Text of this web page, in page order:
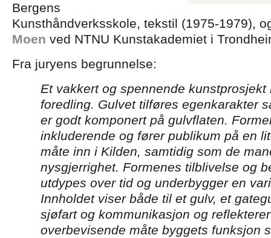
Bergens
Kunsthåndverksskole, tekstil (1975-1979),
Moen ved NTNU Kunstakademiet i
Fra juryens begrunnelse:
Et vakkert og spennende
foredling. Gulvet tilføres egenkarakter
er godt komponert på gulvflaten.
inkluderende og fører publikum på en
måte inn i Kilden, samtidig som de
nysgjerrighet. Formenes tilblivelse og
utdypes over tid og underbygger en
Innholdet viser både til et gulv, et
sjøfart og kommunikasjon og
overbevisende måte byggets funksjon